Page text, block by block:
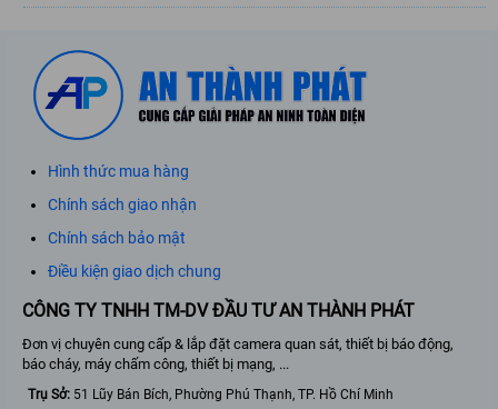
Hình thức mua hàng
Chính sách giao nhận
Chính sách bảo mật
Điều kiện giao dịch chung
CÔNG TY TNHH TM-DV ĐẦU TƯ AN THÀNH PHÁT
Đơn vị chuyên cung cấp & lắp đặt camera quan sát, thiết bị báo động,
báo cháy, máy chấm công, thiết bị mạng, ...
Trụ Sở: 51 Lũy Bán Bích, Phường Phú Thạnh, TP. Hồ Chí Minh